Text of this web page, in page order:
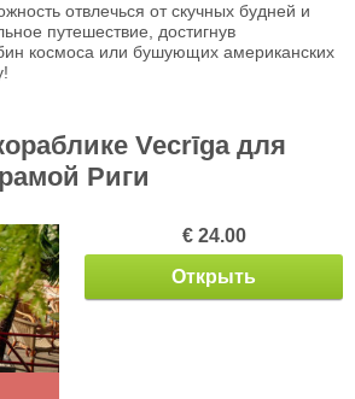
отвлечься от скучных будней и
путешествие, достигнув
космоса или бушующих американских
Vecrīgа для
Риги
€ 24.00
Открыть